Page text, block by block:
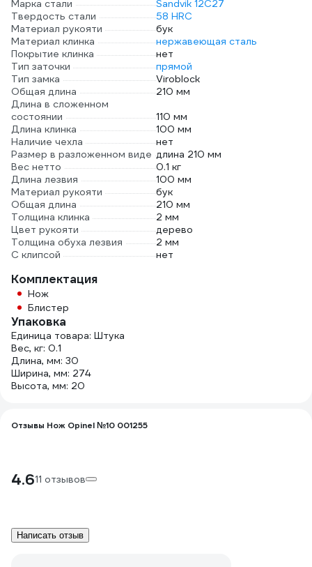
Марка стали
Sandvik 12C27
Твердость стали
58 HRC
Материал рукояти
бук
Материал клинка
нержавеющая сталь
Покрытие клинка
нет
Тип заточки
прямой
Тип замка
Viroblock
Общая длина
210 мм
Длина в сложенном
состоянии
110 мм
Длина клинка
100 мм
Наличие чехла
нет
Размер в разложенном виде длина 210 мм
Вес нетто
0.1 кг
Длина лезвия
100 мм
Материал рукояти
бук
Общая длина
210 мм
Толщина клинка
2 мм
Цвет рукояти
дерево
Толщина обуха лезвия
2 мм
С клипсой
нет
Комплектация
Нож
Блистер
Упаковка
Единица товара: Штука
Вес, кг: 0.1
Длина, мм: 30
Ширина, мм: 274
Высота, мм: 20
Отзывы Нож Opinel №10 001255
4.611 отзывов
Написать отзыв